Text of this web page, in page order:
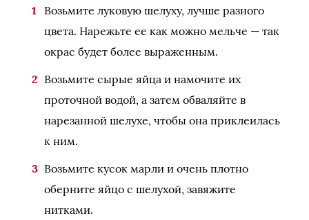
Возьмите луковую шелуху, лучше разного
цвета. Нарежьте ее как можно мельче — так
окрас будет более выраженным.
Возьмите сырые яйца и намочите их
проточной водой, а затем обваляйте в
нарезанной шелухе, чтобы она приклеилась
к ним.
Возьмите кусок марли и очень плотно
оберните яйцо с шелухой, завяжите
нитками.